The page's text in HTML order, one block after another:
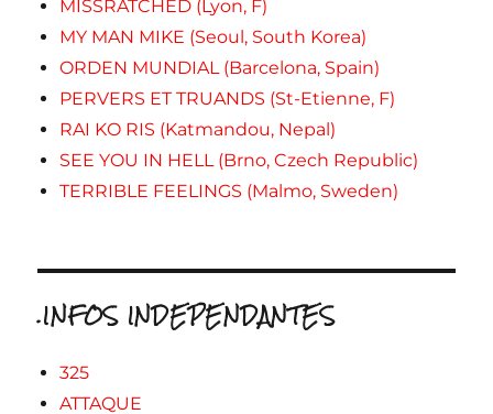
MISSRATCHED (Lyon, F)
MY MAN MIKE (Seoul, South Korea)
ORDEN MUNDIAL (Barcelona, Spain)
PERVERS ET TRUANDS (St-Etienne, F)
RAI KO RIS (Katmandou, Nepal)
SEE YOU IN HELL (Brno, Czech Republic)
TERRIBLE FEELINGS (Malmo, Sweden)
.INFOS INDEPENDANTES
325
ATTAQUE